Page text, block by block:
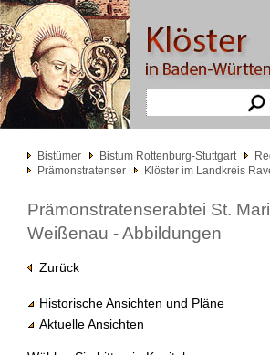
Bistümer Bistum Rottenburg-Stuttgart
Prämonstratenser
Klöster im Landkreis
Prämonstratenserabtei St.
Weißenau - Abbildungen
Zurück
Historische Ansichten und Pläne
Aktuelle Ansichten